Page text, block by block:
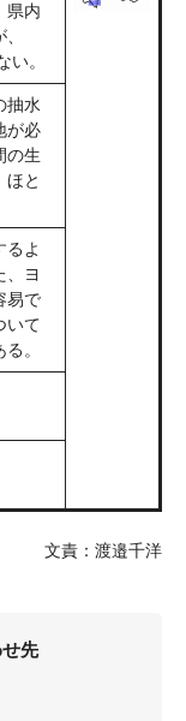
県内
い。
抽水
が必
の生
ほと
るよ
、ヨ
易で
いて
。
文責：渡邉千洋
先